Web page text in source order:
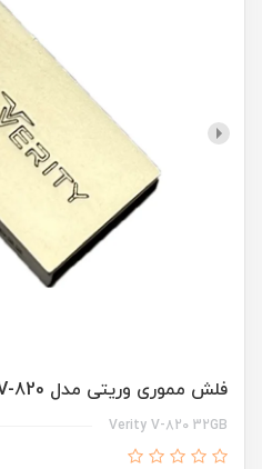
فلش مموری وریتی مدل V-820 ظرفیت 32 گیگابایت
Verity V-820 32GB